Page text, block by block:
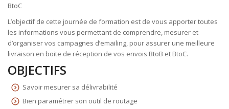
BtoC
L’objectif de cette journée de formation est de vous apporter toutes
les informations vous permettant de comprendre, mesurer et
d’organiser vos campagnes d’emailing, pour assurer une meilleure
livraison en boite de réception de vos envois BtoB et BtoC.
OBJECTIFS
Savoir mesurer sa délivrabilité
Bien paramétrer son outil de routage